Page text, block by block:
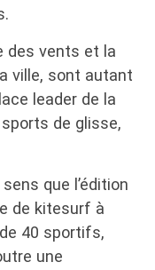
des vents et la
ville, sont autant
leader de la
de glisse,
que l’édition
de kitesurf à
40 sportifs,
une